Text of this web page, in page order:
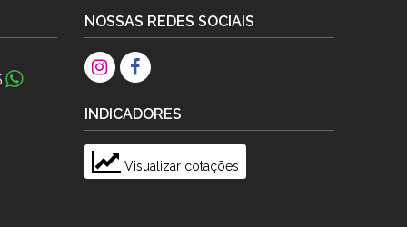
NOSSAS REDES SOCIAIS
INDICADORES
Visualizar cotações